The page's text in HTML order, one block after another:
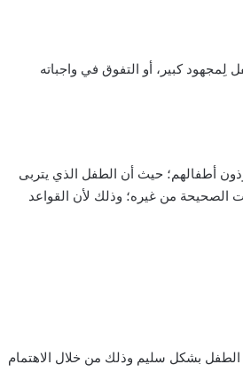
لِمجهود كبير، أو التفوق في واجباته
أطفالهم؛ حيث أن الطفل الذي يتربى
الصحيحة من غيره؛ وذلك لأن القواعد
الطفل بشكل سليم وذلك من خلال الاهتمام